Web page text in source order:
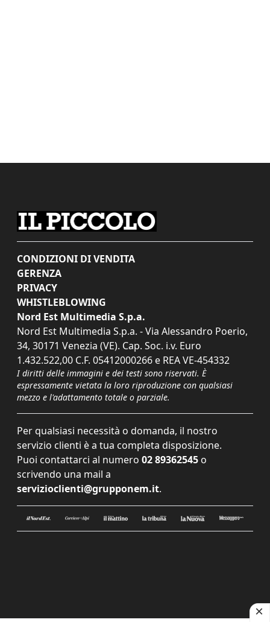
CONDIZIONI DI VENDITA
GERENZA
PRIVACY
WHISTLEBLOWING
Nord Est Multimedia S.p.a.
Nord Est Multimedia S.p.a. - Via Alessandro Poerio,
34, 30171 Venezia (VE). Cap. Soc. i.v. Euro
1.432.522,00 C.F. 05412000266 e REA VE-454332
I diritti delle immagini e dei testi sono riservati. È
espressamente vietata la loro riproduzione con qualsiasi
mezzo e l'adattamento totale o parziale.
Per qualsiasi necessità o domanda, il nostro
servizio clienti è a tua completa disposizione.
Puoi contattarci al numero 02 89362545 o
scrivendo una mail a
servizioclienti@grupponem.it.